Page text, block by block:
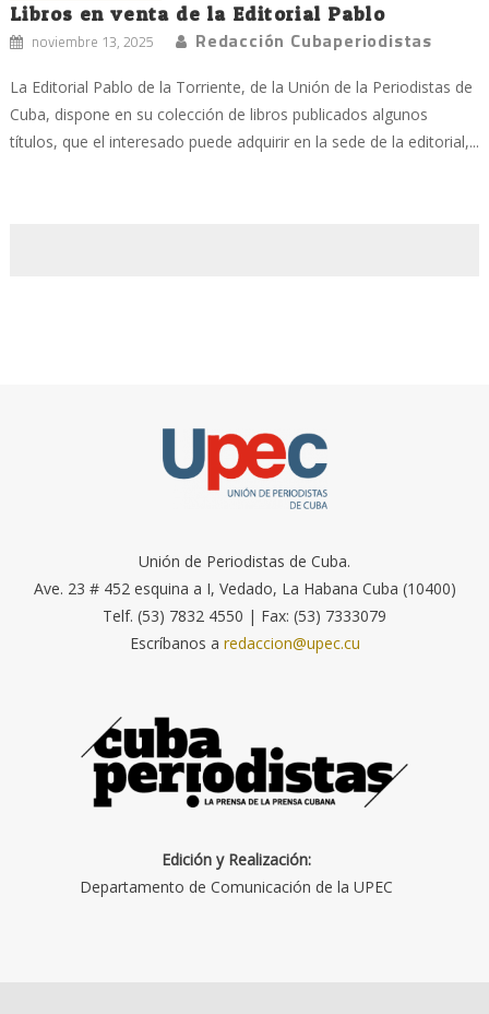
Libros en venta de la Editorial Pablo
noviembre 13, 2025 Redacción Cubaperiodistas
La Editorial Pablo de la Torriente, de la Unión de la Periodistas de
Cuba, dispone en su colección de libros publicados algunos
títulos, que el interesado puede adquirir en la sede de la editorial,...
Unión de Periodistas de Cuba.
Ave. 23 # 452 esquina a I, Vedado, La Habana Cuba (10400)
Telf. (53) 7832 4550 | Fax: (53) 7333079
Escríbanos a redaccion@upec.cu
Edición y Realización:
Departamento de Comunicación de la UPEC